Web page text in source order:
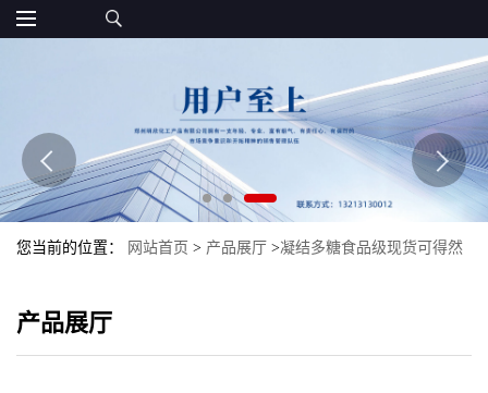
您当前的位置： 网站首页 > 产品展厅 >凝结多糖食品级现货可得然
产品展厅